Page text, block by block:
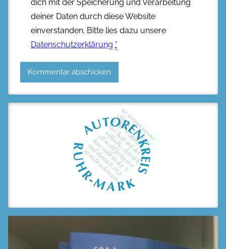
dich mit der Speicherung und Verarbeitung
deiner Daten durch diese Website
einverstanden. Bitte lies dazu unsere
Datenschutzerklärung *